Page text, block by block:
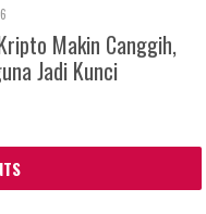
Makin Canggih,
Jadi Kunci